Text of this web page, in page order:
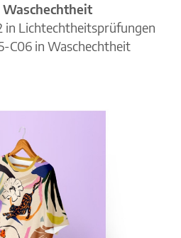
in Lichtechtheitsprüfungen
C06 in Waschechtheit